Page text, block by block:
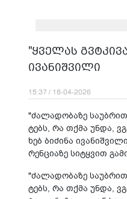
"ყველას
ივანიშვილი
15:37 / 18-04-2026
"ძა­ლა­დო­ბა­ზე
ტებს, რა თქმა უნდა,
ხებ ბი­ძი­ნა
რენ­ცი­ა­ზე სი­ტყვით
"ძა­ლა­დო­ბა­ზე
ტებს, რა თქმა უნდა,